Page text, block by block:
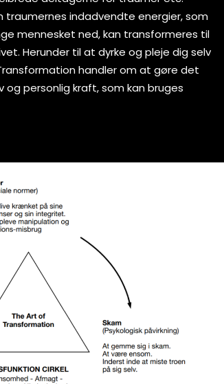
traumernes indadvendte energier, som
mennesket ned, kan transformeres til
Herunder til at dyrke og pleje dig selv
handler om at gøre det
personlig kraft, som kan bruges